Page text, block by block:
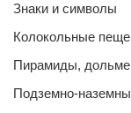
Знаки и символы
Колокольные
Пирамиды,
Подземно-